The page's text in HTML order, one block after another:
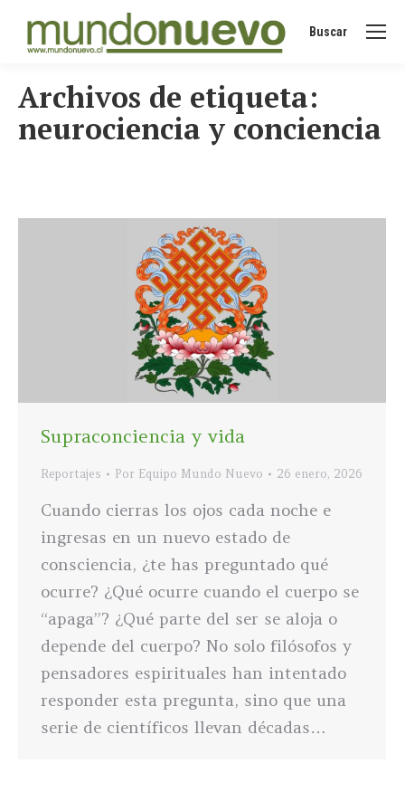
Buscar:
Buscar
Archivos de etiqueta:
neurociencia y conciencia
Supraconciencia y vida
Reportajes Por Equipo Mundo Nuevo 26 enero, 2026
Cuando cierras los ojos cada noche e
ingresas en un nuevo estado de
consciencia, ¿te has preguntado qué
ocurre? ¿Qué ocurre cuando el cuerpo se
“apaga”? ¿Qué parte del ser se aloja o
depende del cuerpo? No solo filósofos y
pensadores espirituales han intentado
responder esta pregunta, sino que una
serie de científicos llevan décadas…